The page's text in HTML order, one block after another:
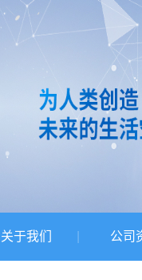
关于我们 公司